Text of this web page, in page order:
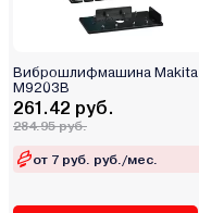
Виброшлифмашина Makita
M9203B
261.42 руб.
284.95 руб.
от 7 руб. руб./мес.